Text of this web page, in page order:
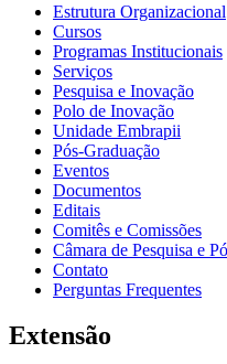
Estrutura Organizacional
Cursos
Programas Institucionais
Serviços
Pesquisa e Inovação
Polo de Inovação
Unidade Embrapii
Pós-Graduação
Eventos
Documentos
Editais
Comitês e Comissões
Câmara de Pesquisa e
Contato
Perguntas Frequentes
Extensão